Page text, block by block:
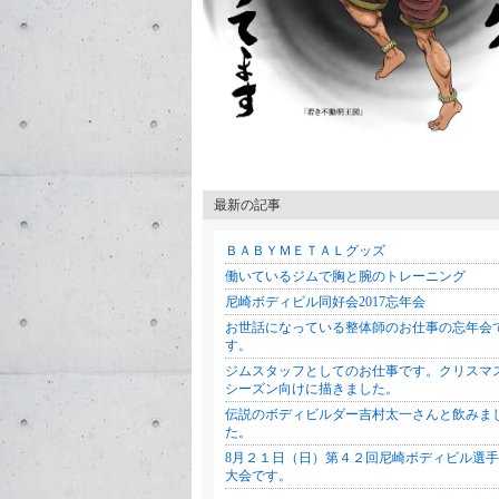
最新の記事
ＢＡＢＹＭＥＴＡＬグッズ
働いているジムで胸と腕のトレーニング
尼崎ボディビル同好会2017忘年会
お世話になっている整体師のお仕事の忘年会
す。
ジムスタッフとしてのお仕事です。クリスマ
シーズン向けに描きました。
伝説のボディビルダー吉村太一さんと飲みま
た。
8月２１日（日）第４２回尼崎ボディビル選
大会です。